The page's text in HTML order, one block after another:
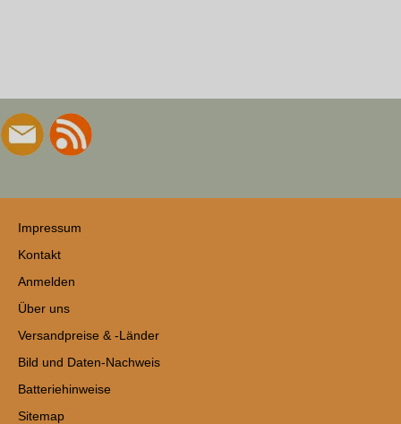
Impressum
Kontakt
Anmelden
Über uns
Versandpreise & -Länder
Bild und Daten-Nachweis
Batteriehinweise
Sitemap